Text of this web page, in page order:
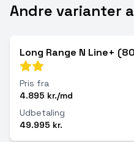
Andre varianter
Long Range N Line+
Pris fra
4.895 kr./md
Udbetaling
49.995 kr.